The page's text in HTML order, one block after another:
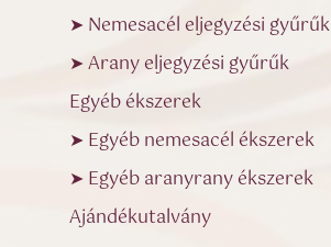
➤ Nemesacél eljegyzési gyűrűk
➤ Arany eljegyzési gyűrűk
Egyéb ékszerek
➤ Egyéb nemesacél ékszerek
➤ Egyéb aranyrany ékszerek
Ajándékutalvány